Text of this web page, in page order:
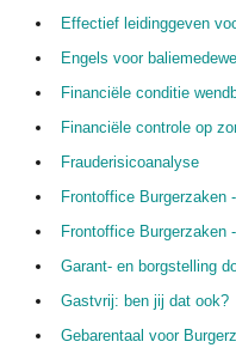
Effectief leidinggeven
Engels voor
Financiële conditie
Financiële controle op
Frauderisicoanalyse
Frontoffice Burgerzaken
Frontoffice Burgerzaken
Garant- en borgstelling
Gastvrij: ben jij dat ook?
Gebarentaal voor